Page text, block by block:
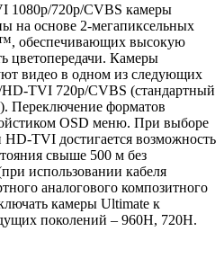
1080p/720p/CVBS камеры
на основе 2-мегапиксельных
обеспечивающих высокую
цветопередачи. Камеры
видео в одном из следующих
TVI 720p/CVBS (стандартный
Переключение форматов
OSD меню. При выборе
HD-TVI достигается возможность
свыше 500 м без
использовании кабеля
аналогового композитного
камеры Ultimate к
поколений – 960H, 720H.